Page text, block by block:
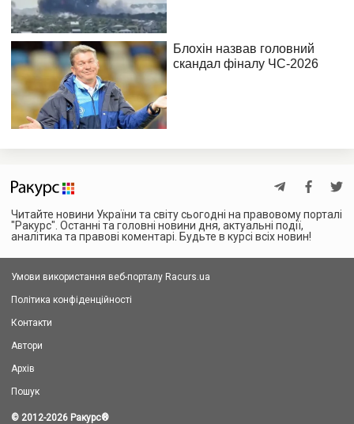
Читайте новини України та світу сьогодні на правовому порталі
"Ракурс". Останні та головні новини дня, актуальні події,
аналітика та правові коментарі. Будьте в курсі всіх новин!
Умови використання веб-порталу Racurs.ua
Політика конфіденційності
Контакти
Автори
Архів
Пошук
© 2012-2026 Ракурс®